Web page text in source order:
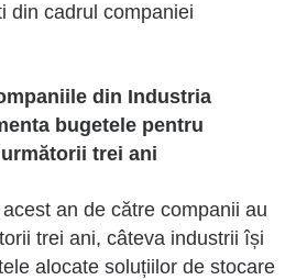
din cadrul companiei
din Industria
bugetele pentru
trei ani
an de către companii au
trei ani, câteva industrii își
alocate soluțiilor de stocare